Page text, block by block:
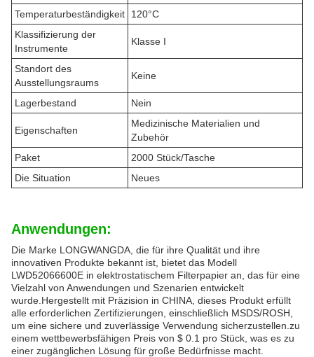
Temperaturbeständigkeit
120°C
Klassifizierung der
Instrumente
Klasse I
Standort des
Ausstellungsraums
Keine
Lagerbestand Nein
Eigenschaften
Medizinische Materialien und
Zubehör
Paket
2000 Stück/Tasche
Die Situation
Neues
Anwendungen:
Die Marke LONGWANGDA, die für ihre Qualität und ihre
innovativen Produkte bekannt ist, bietet das Modell
LWD52066600E in elektrostatischem Filterpapier an, das für eine
Vielzahl von Anwendungen und Szenarien entwickelt
wurde.Hergestellt mit Präzision in CHINA, dieses Produkt erfüllt
alle erforderlichen Zertifizierungen, einschließlich MSDS/ROSH,
um eine sichere und zuverlässige Verwendung sicherzustellen.zu
einem wettbewerbsfähigen Preis von $ 0.1 pro Stück, was es zu
einer zugänglichen Lösung für große Bedürfnisse macht.